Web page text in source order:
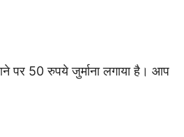
पर 50 रुपये जुर्माना लगाया है। आप